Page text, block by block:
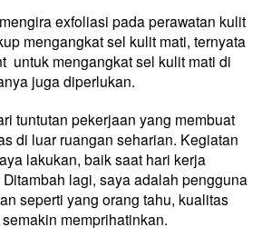
exfoliasi pada perawatan kulit
mengangkat sel kulit mati, ternyata
untuk mengangkat sel kulit mati di
juga diperlukan.
tuntutan pekerjaan yang membuat
di luar ruangan seharian. Kegiatan
lakukan, baik saat hari kerja
lagi, saya adalah pengguna
seperti yang orang tahu, kualitas
memprihatinkan.